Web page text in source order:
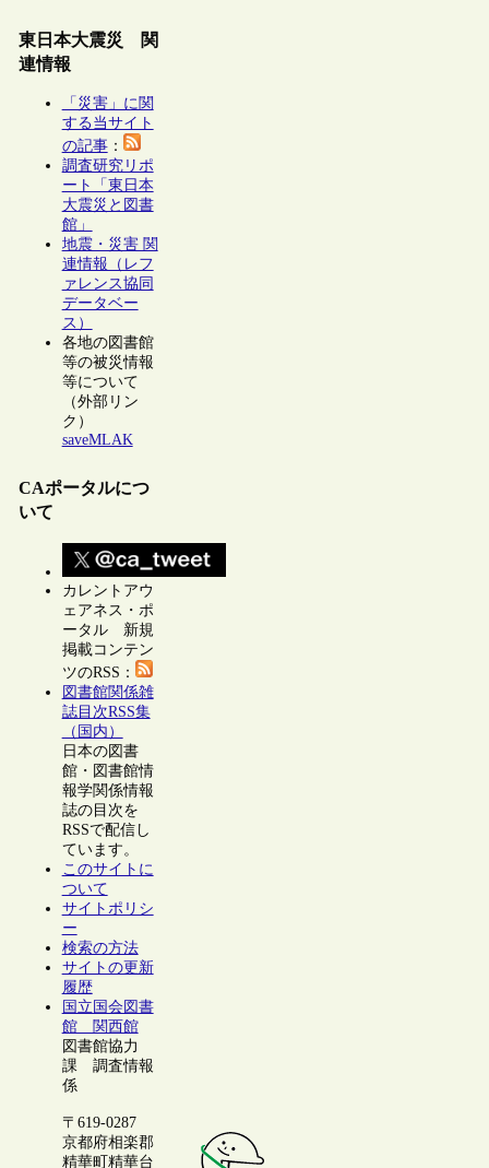
東日本大震災 関
連情報
「災害」に関
する当サイト
の記事：
調査研究リポ
ート「東日本
大震災と図書
館」
地震・災害 関
連情報（レフ
ァレンス協同
データベー
ス）
各地の図書館
等の被災情報
等について
（外部リン
ク）
saveMLAK
CAポータルにつ
いて
カレントアウ
ェアネス・ポ
ータル 新規
掲載コンテン
ツのRSS：
図書館関係雑
誌目次RSS集
（国内）
日本の図書
館・図書館情
報学関係情報
誌の目次を
RSSで配信し
ています。
このサイトに
ついて
サイトポリシ
ー
検索の方法
サイトの更新
履歴
国立国会図書
館 関西館
図書館協力
課 調査情報
係
〒619-0287
京都府相楽郡
精華町精華台